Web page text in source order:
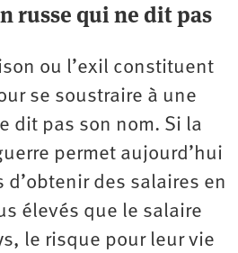
russe qui ne dit pas
ou l’exil constituent
se soustraire à une
dit pas son nom. Si la
permet aujourd’hui
des salaires en
élevés que le salaire
le risque pour leur vie